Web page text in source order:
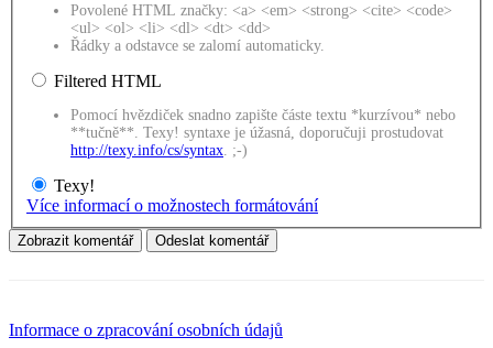
Povolené HTML značky: <a> <em> <strong> <cite> <code>
<ul> <ol> <li> <dl> <dt> <dd>
Řádky a odstavce se zalomí automaticky.
Filtered HTML
Pomocí hvězdiček snadno zapište částe textu *kurzívou* nebo
**tučně**. Texy! syntaxe je úžasná, doporučuji prostudovat
http://texy.info/cs/syntax . ;-)
Texy!
Více informací o možnostech formátování
Informace o zpracování osobních údajů